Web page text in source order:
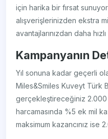
için harika bir fırsat
alışverişlerinizden ekstra
avantajlarınızdan daha
Kampanyanın
Yıl sonuna kadar geçerli
Miles&Smiles Kuveyt Türk
gerçekleştireceğiniz
harcamasında %5 ek mil
maksimum kazancınız ise